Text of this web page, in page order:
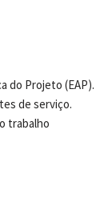
do Projeto (EAP).
de serviço.
trabalho